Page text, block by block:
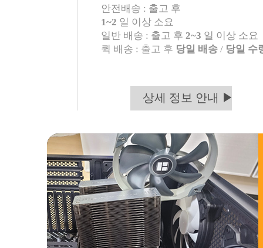
안전배송 : 출고 후
1~2 일 이상 소요
일반 배송 : 출고 후 2~3 일 이상 소요
퀵 배송 : 출고 후 당일 배송 / 당일 수
상세 정보 안내 ▶